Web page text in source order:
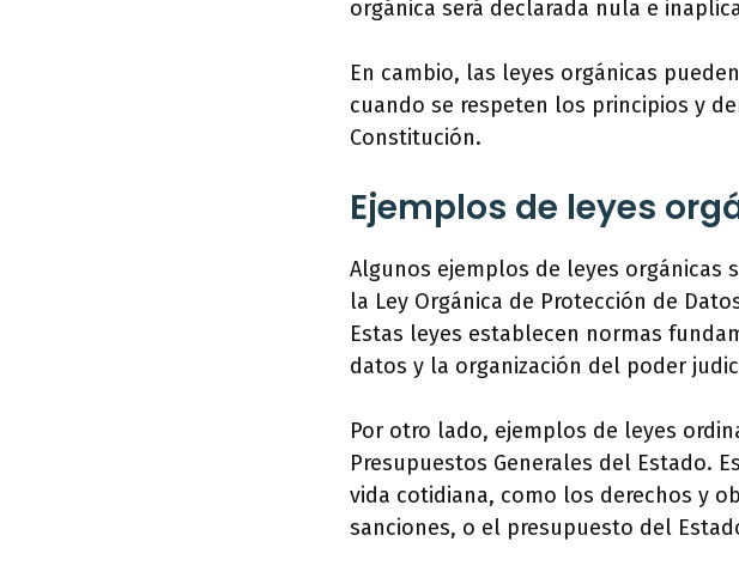
orgánica será declarada nula e
En cambio, las leyes orgánicas
cuando se respeten los principios y
Constitución.
Ejemplos de leyes
Algunos ejemplos de leyes orgánicas
la Ley Orgánica de Protección de
Estas leyes establecen normas
datos y la organización del poder
Por otro lado, ejemplos de leyes
Presupuestos Generales del Estado.
vida cotidiana, como los derechos y
sanciones, o el presupuesto del